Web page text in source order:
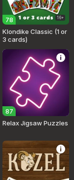
78 16+
Klondike Classic (1 or
3 cards)
87
Relax Jigsaw Puzzles